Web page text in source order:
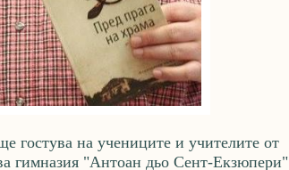
гостува на учениците и учителите от
гимназия "Антоан дьо Сент-Екзюпери"